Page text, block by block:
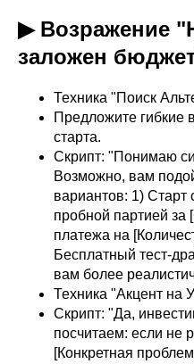
▶ Возражение
заложен
Техника "Поиск
Предложите гибкие
старта.
Скрипт: "Понимаю
Возможно, вам
вариантов: 1)
пробной партией за
платежа на
Бесплатный тест-
вам более
Техника "Акцент на
Скрипт: "Да,
посчитаем: если не
[Конкретная